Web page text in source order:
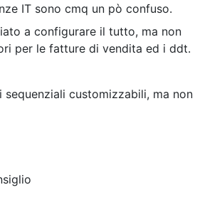
IT sono cmq un pò confuso.
a configurare il tutto, ma non
per le fatture di vendita ed i ddt.
customizzabili, ma non